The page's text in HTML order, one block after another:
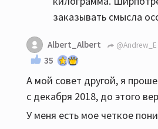
заказывать смысла
Albert_Albert @Andrew_E
35
А мой совет другой, я
с декабря 2018, до этого
У меня есть мое четкое